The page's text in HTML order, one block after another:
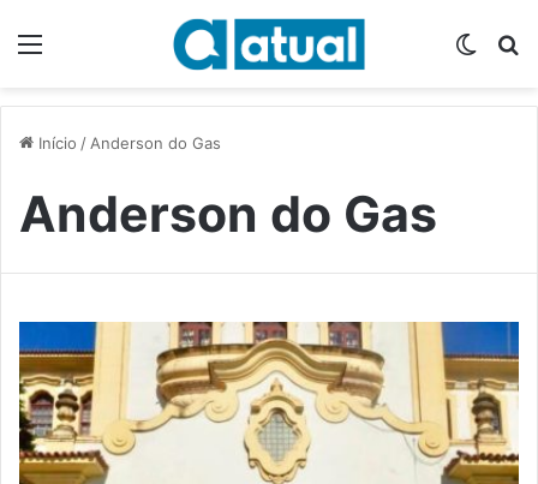
Início / Anderson do Gas
Anderson do Gas